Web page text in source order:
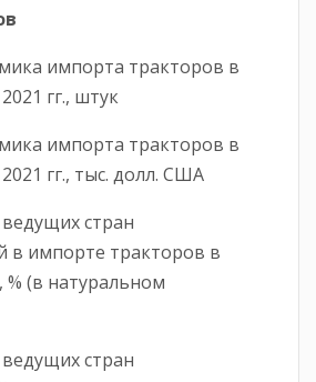
импорта тракторов в
гг., штук
импорта тракторов в
2021 гг., тыс. долл. США
стран
в импорте тракторов в
% (в натуральном
стран